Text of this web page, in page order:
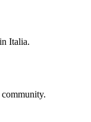
Italia.